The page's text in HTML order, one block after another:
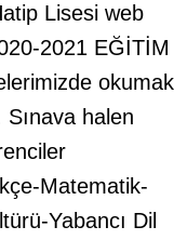
Lisesi web
2021 EĞİTİM
okumak
Sınava halen
Matematik-
Yabancı Dil